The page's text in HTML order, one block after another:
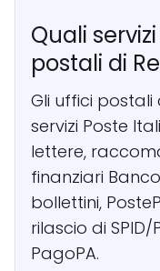
Quali
postali di
Gli uffici postali
servizi Poste
lettere,
finanziari
bollettini,
rilascio di
PagoPA.